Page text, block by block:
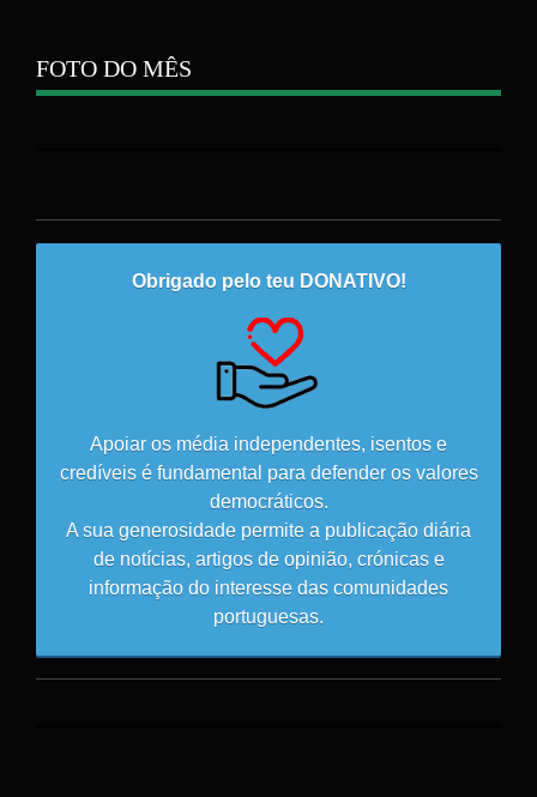
FOTO DO MÊS
Obrigado pelo teu DONATIVO!
Apoiar os média independentes, isentos e
credíveis é fundamental para defender os valores
democráticos.
A sua generosidade permite a publicação diária
de notícias, artigos de opinião, crónicas e
informação do interesse das comunidades
portuguesas.